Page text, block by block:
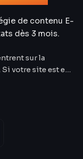
de contenu E-
dès 3 mois.
sur la
votre site est en
12 mois sur 30
3,2 € contre 12-25